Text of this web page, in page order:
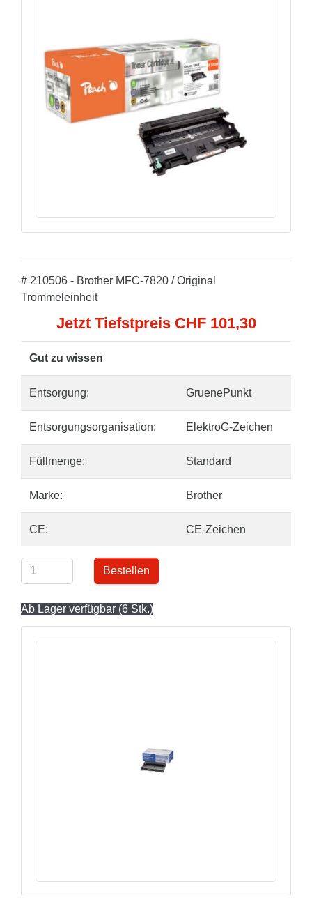
# 210506 - Brother MFC-7820 / Original
Trommeleinheit
Jetzt Tiefstpreis CHF 101,30
Gut zu wissen
Entsorgung: GruenePunkt
Entsorgungsorganisation: ElektroG-Zeichen
Füllmenge: Standard
Marke: Brother
CE: CE-Zeichen
Bestellen
Ab Lager verfügbar (6 Stk.)